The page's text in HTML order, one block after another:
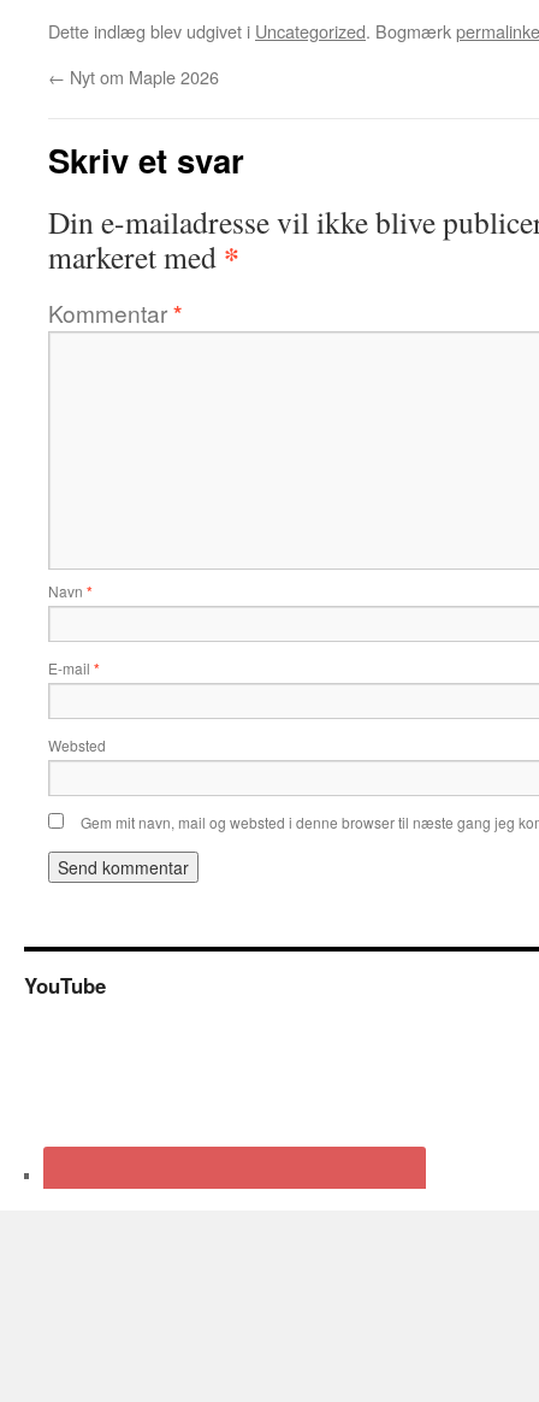
Dette indlæg blev udgivet i Uncategorized. Bogmærk
← Nyt om Maple 2026
Skriv et svar
Din e-mailadresse vil ikke blive
markeret med *
Kommentar*
Navn *
E-mail *
Websted
Gem mit navn, mail og websted i denne browser til næste gang jeg
YouTube